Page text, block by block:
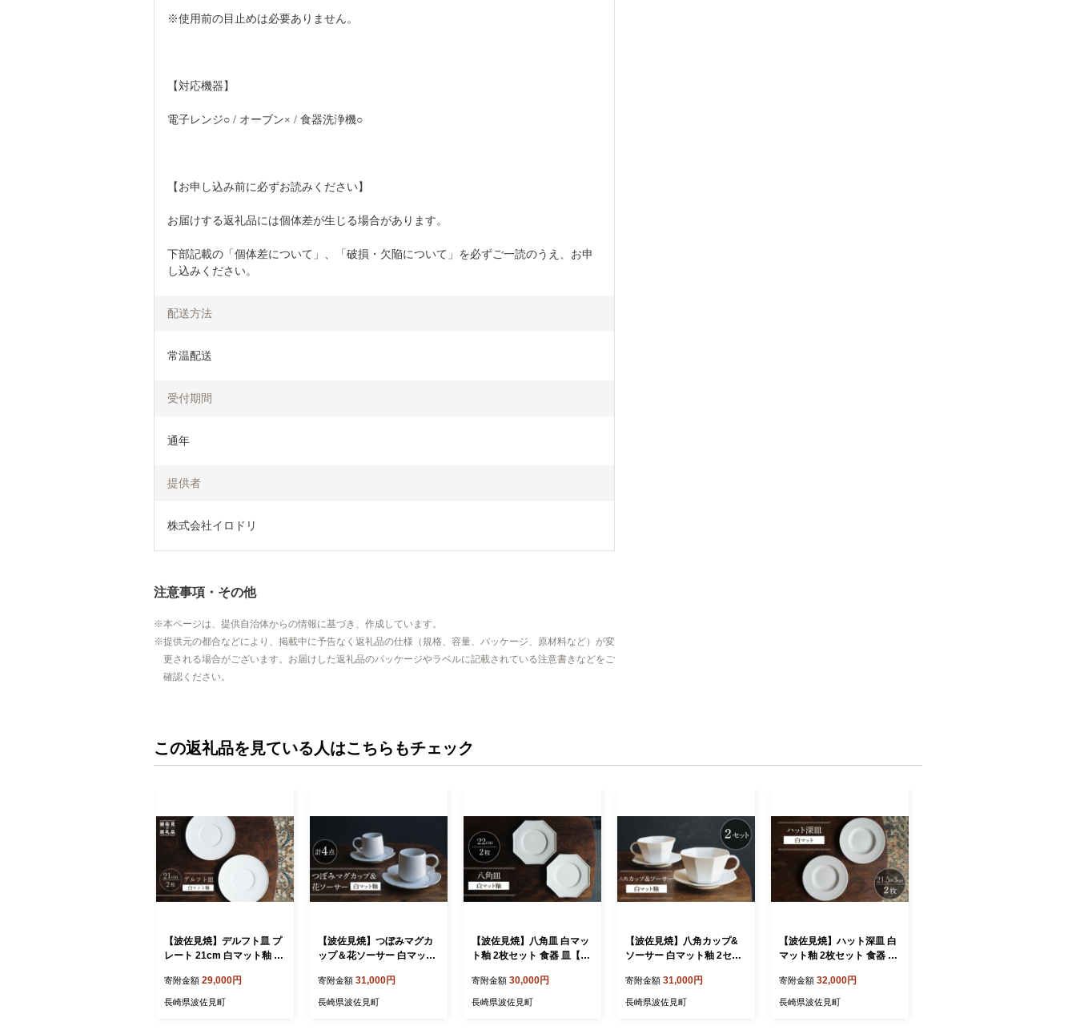
※使用前の目止めは必要ありません。
【対応機器】
電子レンジ○ / オーブン× / 食器洗浄機○
【お申し込み前に必ずお読みください】
お届けする返礼品には個体差が生じる場合があります。
下部記載の「個体差について」、「破損・欠陥について」を必ずご一読のうえ、お申
し込みください。
配送方法
常温配送
受付期間
通年
提供者
株式会社イロドリ
注意事項・その他
本ページは、提供自治体からの情報に基づき、作成しています。
提供元の都合などにより、掲載中に予告なく返礼品の仕様（規格、容量、パッケージ、原材料など）が変
更される場合がございます。お届けした返礼品のパッケージやラベルに記載されている注意書きなどをご
確認ください。
この返礼品を見ている人はこちらもチェック
【波佐見焼】デルフト皿 プ
レート 21cm 白マット釉 2
リ】 [KE26]
寄附金額 29,000円
長崎県波佐見町
【波佐見焼】つぼみマグカ
ップ＆花ソーサー 白マット
リ】 [KE60]
寄附金額 31,000円
長崎県波佐見町
【波佐見焼】八角皿 白マッ
ト釉 2枚セット 食器 皿【イ
寄附金額 30,000円
長崎県波佐見町
【波佐見焼】八角カップ&
ソーサー 白マット釉 2セッ
46]
寄附金額 31,000円
長崎県波佐見町
【波佐見焼】ハット深皿 白
マット釉 2枚セット 食器 皿
寄附金額 32,000円
長崎県波佐見町